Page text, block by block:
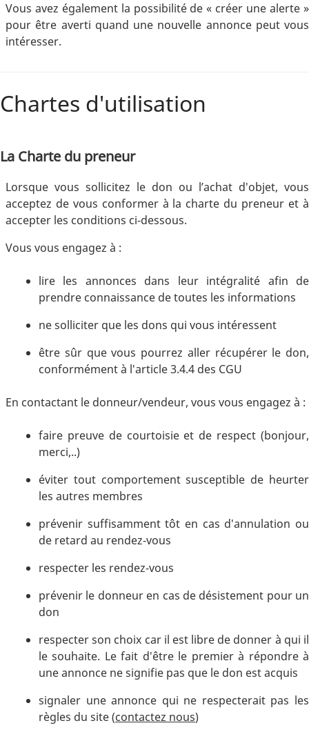
Vous avez également la possibilité de « créer une alerte »
pour être averti quand une nouvelle annonce peut vous
intéresser.
Chartes d'utilisation
La Charte du preneur
Lorsque vous sollicitez le don ou l’achat d'objet, vous
acceptez de vous conformer à la charte du preneur et à
accepter les conditions ci-dessous.
Vous vous engagez à :
lire les annonces dans leur intégralité afin de
prendre connaissance de toutes les informations
ne solliciter que les dons qui vous intéressent
être sûr que vous pourrez aller récupérer le don,
conformément à l'article 3.4.4 des CGU
En contactant le donneur/vendeur, vous vous engagez à :
faire preuve de courtoisie et de respect (bonjour,
merci,..)
éviter tout comportement susceptible de heurter
les autres membres
prévenir suffisamment tôt en cas d'annulation ou
de retard au rendez-vous
respecter les rendez-vous
prévenir le donneur en cas de désistement pour un
don
respecter son choix car il est libre de donner à qui il
le souhaite. Le fait d'être le premier à répondre à
une annonce ne signifie pas que le don est acquis
signaler une annonce qui ne respecterait pas les
règles du site (contactez nous)